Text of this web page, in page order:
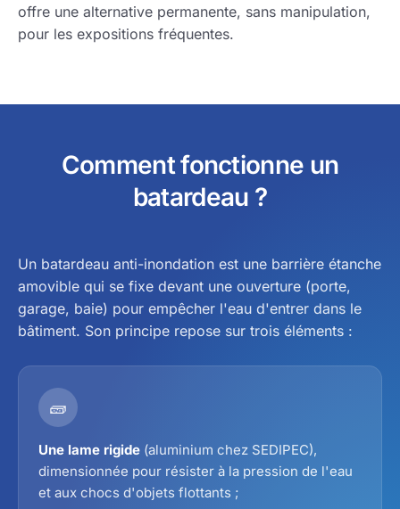
offre une alternative permanente, sans manipulation,
pour les expositions fréquentes.
Comment fonctionne un
batardeau ?
Un batardeau anti-inondation est une barrière étanche
amovible qui se fixe devant une ouverture (porte,
garage, baie) pour empêcher l'eau d'entrer dans le
bâtiment. Son principe repose sur trois éléments :
🧱
Une lame rigide (aluminium chez SEDIPEC),
dimensionnée pour résister à la pression de l'eau
et aux chocs d'objets flottants ;